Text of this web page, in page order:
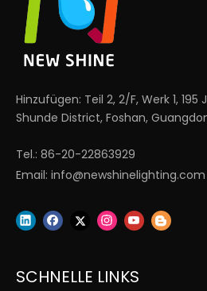
Hinzufügen: Teil 2, 2/F, Werk 1,
Shunde District, Foshan,
Tel.: 86-20-22863929
Email: info@newshinelighting.com
SCHNELLE LINKS